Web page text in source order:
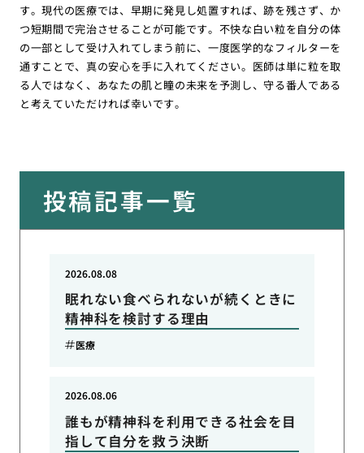
す。現代の医療では、早期に発見し処置すれば、跡を残さず、か
つ短期間で完治させることが可能です。不快な白い粒を自分の体
の一部として受け入れてしまう前に、一度医学的なフィルターを
通すことで、真の安心を手に入れてください。医師は単に粒を取
る人ではなく、あなたの肌と瞳の未来を予測し、守る番人である
と考えていただければ幸いです。
投稿記事一覧
眠れない食べられないが続くときに
精神科を検討する理由
2026.08.08
医療
誰もが精神科を利用できる社会を目
指して自分を救う決断
2026.08.06